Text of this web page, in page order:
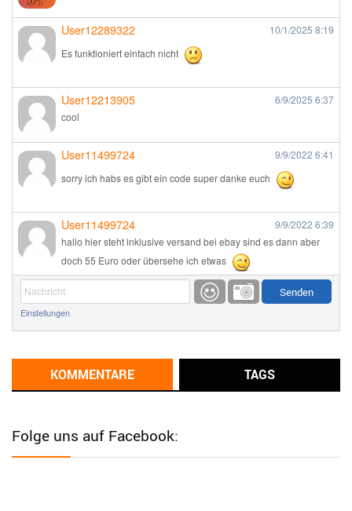
User12289322 10/1/2025 8:19
Es funktioniert einfach nicht
User12213905 6/9/2025 6:37
cool
User11499724 9/9/2022 6:41
sorry ich habs es gibt ein code super danke euch
User11499724 9/9/2022 6:39
hallo hier steht inklusive versand bei ebay sind es dann aber
doch 55 Euro oder übersehe ich etwas
Günni 9/1/20226:17
Günni
User11493041 8/31/20227:10
Einstellungen
KOMMENTARE TAGS
Folge uns auf Facebook: